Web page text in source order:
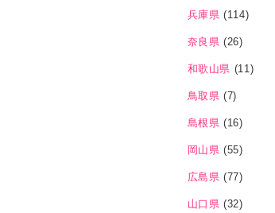
兵庫県 (114)
奈良県 (26)
和歌山県 (11)
鳥取県 (7)
島根県 (16)
岡山県 (55)
広島県 (77)
山口県 (32)